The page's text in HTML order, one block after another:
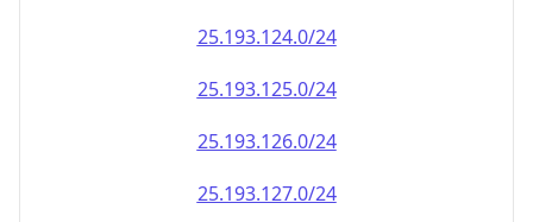
25.193.124.0/24
25.193.125.0/24
25.193.126.0/24
25.193.127.0/24